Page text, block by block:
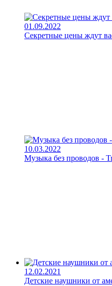
01.09.2022
Секретные цены ждут
10.03.2022
Музыка без проводов -
12.02.2021
Детские наушники от